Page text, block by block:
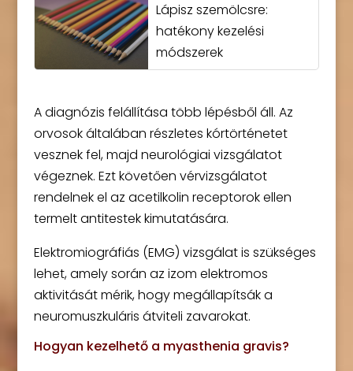
Lápisz szemölcsre:
hatékony kezelési
módszerek
A diagnózis felállítása több lépésből áll. Az
orvosok általában részletes kórtörténetet
vesznek fel, majd neurológiai vizsgálatot
végeznek. Ezt követően vérvizsgálatot
rendelnek el az acetilkolin receptorok ellen
termelt antitestek kimutatására.
Elektromiográfiás (EMG) vizsgálat is szükséges
lehet, amely során az izom elektromos
aktivitását mérik, hogy megállapítsák a
neuromuszkuláris átviteli zavarokat.
Hogyan kezelhető a myasthenia gravis?